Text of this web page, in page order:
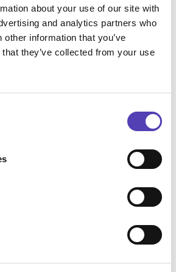
about your use of our site with
and analytics partners who
information that you’ve
they’ve collected from your use
eux, de nouvelles
ce secteur, notamment un
d’importer les informations
du registre
produit et la PI, que nous
les fiches correspondantes,
dynamisme. Cela s’avère
brevet au Japon. En effet, le
de mise sur le marché,
prolongations.
de continuer à enrichir la